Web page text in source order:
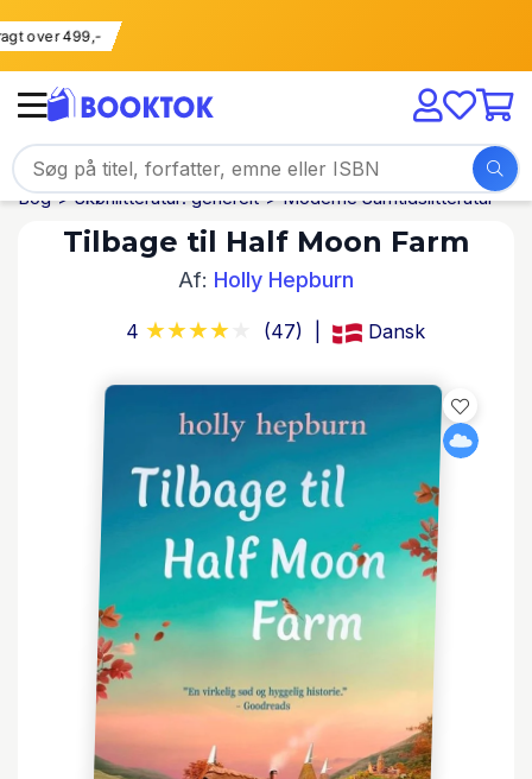
fragt over 499,-
Bog Skønlitteratur: generelt Moderne Samtidslitteratur
Tilbage til Half Moon Farm
Af: Holly Hepburn
4 (47) Dansk